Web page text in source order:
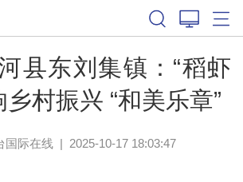
县东刘集镇：“稻虾
乡村振兴 “和美乐章”
国际在线| 2025-10-17 18:03:47